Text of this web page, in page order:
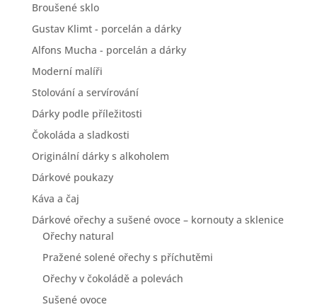
Broušené sklo
Gustav Klimt - porcelán a dárky
Alfons Mucha - porcelán a dárky
Moderní malíři
Stolování a servírování
Dárky podle příležitosti
Čokoláda a sladkosti
Originální dárky s alkoholem
Dárkové poukazy
Káva a čaj
Dárkové ořechy a sušené ovoce – kornouty a sklenice
Ořechy natural
Pražené solené ořechy s příchutěmi
Ořechy v čokoládě a polevách
Sušené ovoce